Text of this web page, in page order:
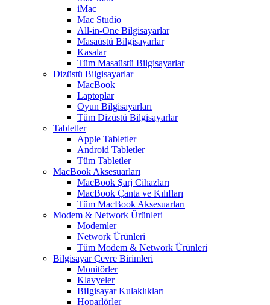
iMac
Mac Studio
All-in-One Bilgisayarlar
Masaüstü Bilgisayarlar
Kasalar
Tüm Masaüstü Bilgisayarlar
Dizüstü Bilgisayarlar
MacBook
Laptoplar
Oyun Bilgisayarları
Tüm Dizüstü Bilgisayarlar
Tabletler
Apple Tabletler
Android Tabletler
Tüm Tabletler
MacBook Aksesuarları
MacBook Şarj Cihazları
MacBook Çanta ve Kılıfları
Tüm MacBook Aksesuarları
Modem & Network Ürünleri
Modemler
Network Ürünleri
Tüm Modem & Network Ürünleri
Bilgisayar Çevre Birimleri
Monitörler
Klavyeler
BiIgisayar Kulaklıkları
Hoparlörler